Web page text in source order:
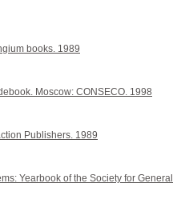
books. 1989
Moscow: CONSECO. 1998
Publishers. 1989
Yearbook of the Society for